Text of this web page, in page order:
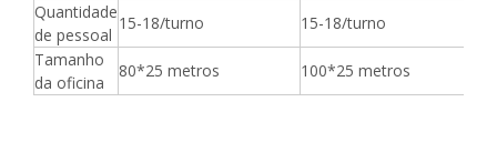
Quantidade
de pessoal
15-18/turno 15-18/turno
Tamanho
da oficina
80*25 metros 100*25 metros